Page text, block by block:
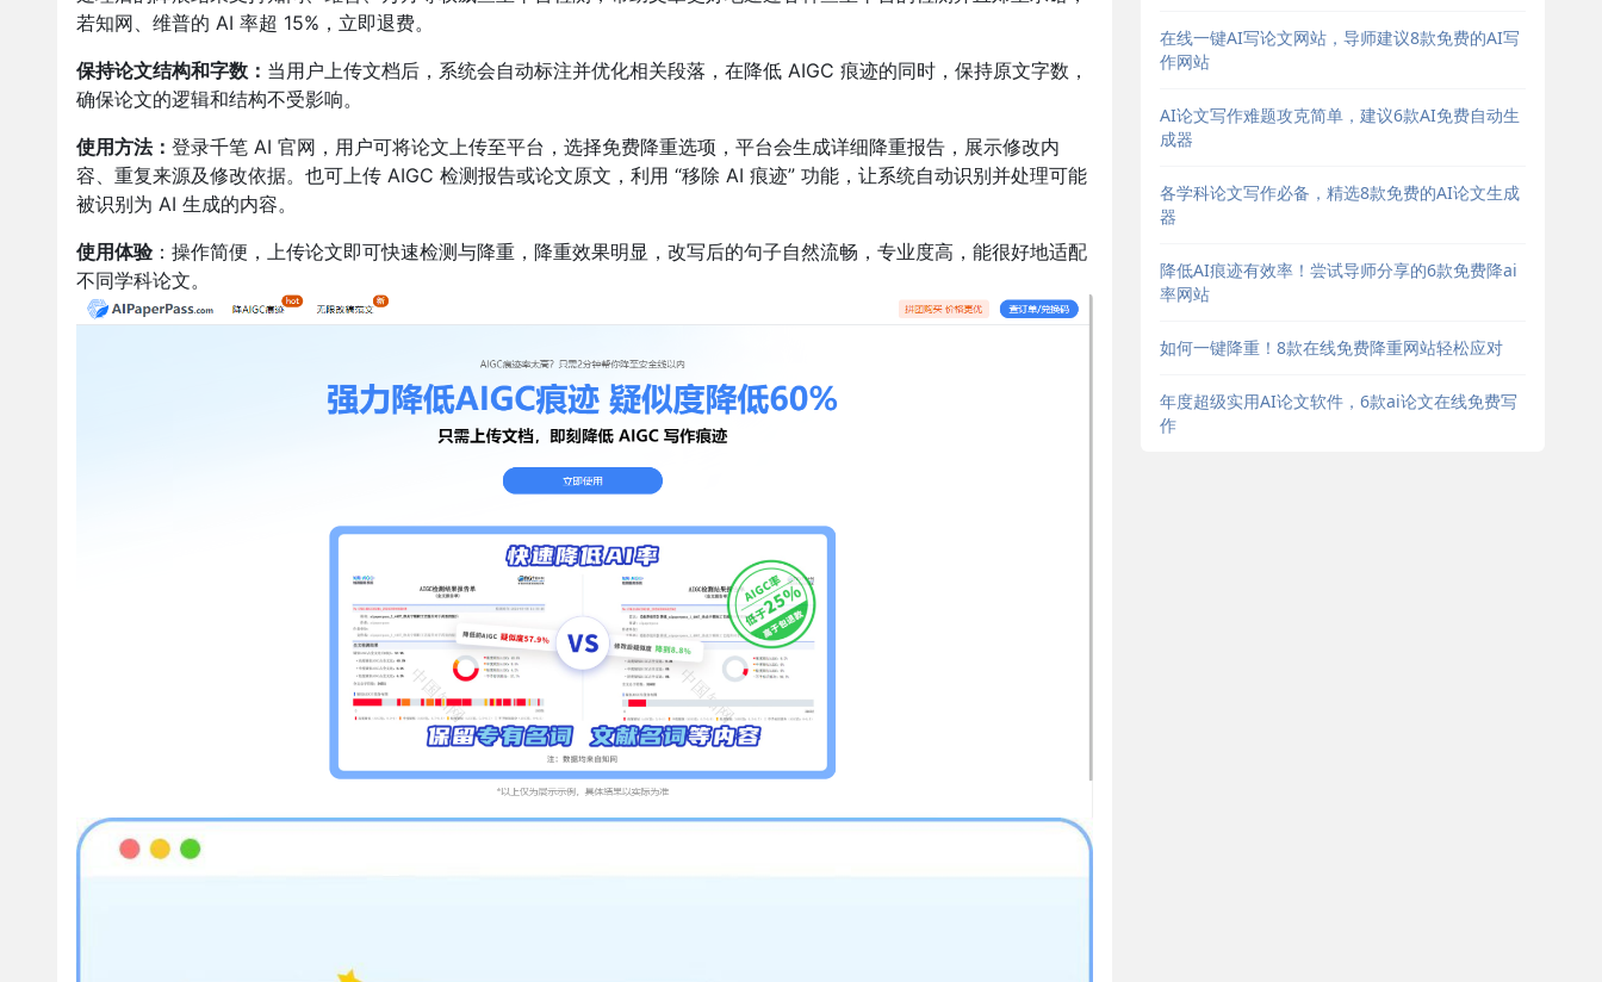
若知网、维普的 AI 率超 15%，立即退费。
保持论文结构和字数： 当用户上传文档后，系统会自动标注并优化相关段落，在降低 AIGC 痕迹的同时，保持原文字数，
确保论文的逻辑和结构不受影响。
使用方法： 登录千笔 AI 官网， 用户可将论文上传至平台，选择免费降重选项，平台会生成详细降重报告，展示修改内
容、重复来源及修改依据。也可上传 AIGC 检测报告或论文原文，利用 “移除 AI 痕迹” 功能，让系统自动识别并处理可能
被识别为 AI 生成的内容。
使用体验：操作简便，上传论文即可快速检测与降重，降重效果明显，改写后的句子自然流畅，专业度高，能很好地适配
不同学科论文。
在线一键AI写论文网站，导师建议8款免费的AI写
作网站
AI论文写作难题攻克简单，建议6款AI免费自动生
成器
各学科论文写作必备，精选8款免费的AI论文生成
器
降低AI痕迹有效率！尝试导师分享的6款免费降ai
率网站
如何一键降重！8款在线免费降重网站轻松应对
年度超级实用AI论文软件，6款ai论文在线免费写
作